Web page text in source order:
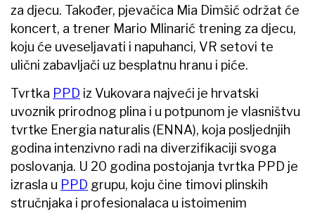
za djecu. Također, pjevačica Mia Dimšić održat će
koncert, a trener Mario Mlinarić trening za djecu,
koju će uveseljavati i napuhanci, VR setovi te
ulični zabavljači uz besplatnu hranu i piće.
Tvrtka PPD iz Vukovara najveći je hrvatski
uvoznik prirodnog plina i u potpunom je vlasništvu
tvrtke Energia naturalis (ENNA), koja posljednjih
godina intenzivno radi na diverzifikaciji svoga
poslovanja. U 20 godina postojanja tvrtka PPD je
izrasla u PPD grupu, koju čine timovi plinskih
stručnjaka i profesionalaca u istoimenim